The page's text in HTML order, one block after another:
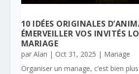
10 IDÉES ORIGINALES
ÉMERVEILLER VOS INVITÉS
MARIAGE
par Alan | Oct 31, 2025 | Mariage
Organiser un mariage, c’est bien